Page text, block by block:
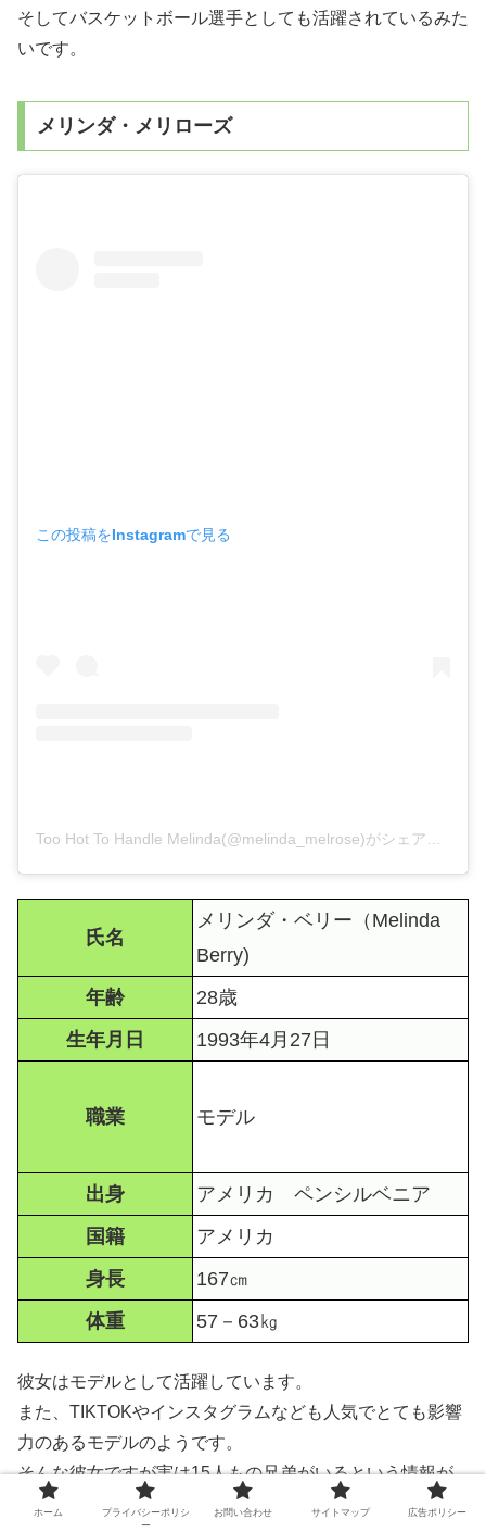
そしてバスケットボール選手としても活躍されているみた
いです。
メリンダ・メリローズ
この投稿をInstagramで見る
Too Hot To Handle Melinda(@melinda_melrose)がシェアした投稿
氏名
メリンダ・ベリー（Melinda
Berry)
年齢
28歳
生年月日
1993年4月27日
職業 モデル
出身
アメリカ ペンシルベニア
国籍
アメリカ
身長
167㎝
体重
57－63㎏
彼女はモデルとして活躍しています。
また、TIKTOKやインスタグラムなども人気でとても影響
力のあるモデルのようです。
そんな彼女ですが実は15人もの兄弟がいるという情報が
ありました！
ホーム
プライバシーポリシ
ー
お問い合わせ サイトマップ 広告ポリシー